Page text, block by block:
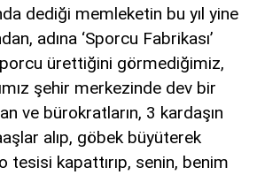
dediği memleketin bu yıl yine
adına ‘Sporcu Fabrikası’
ürettiğini görmediğimiz,
şehir merkezinde dev bir
ve bürokratların, 3 kardaşın
alıp, göbek büyüterek
tesisi kapattırıp, senin, benim